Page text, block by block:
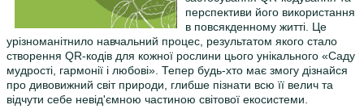
перспективи його використання
в повсякденному житті. Це
урізноманітнило навчальний процес, результатом якого стало
створення QR-кодів для кожної рослини цього унікального «Саду
мудрості, гармонії і любові». Тепер будь-хто має змогу дізнайся
про дивовижний світ природи, глибше пізнати всю її велич та
відчути себе невід'ємною частиною світової екосистеми.